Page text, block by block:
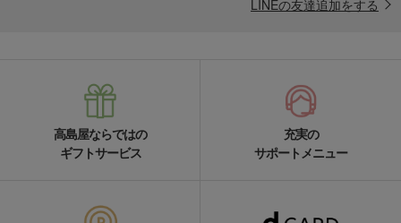
LINEの友達追加をする
高島屋ならではの
ギフトサービス
充実の
サポートメニュー